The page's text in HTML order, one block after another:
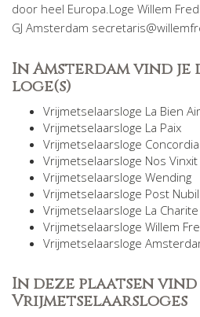
door heel Europa.Loge Willem
GJ Amsterdam
In Amsterdam vind
loge(s)
Vrijmetselaarsloge La Bien
Vrijmetselaarsloge La Paix
Vrijmetselaarsloge
Vrijmetselaarsloge Nos
Vrijmetselaarsloge Wending
Vrijmetselaarsloge Post
Vrijmetselaarsloge La Charite
Vrijmetselaarsloge Willem
Vrijmetselaarsloge
In deze plaatsen
Vrijmetselaarsloges